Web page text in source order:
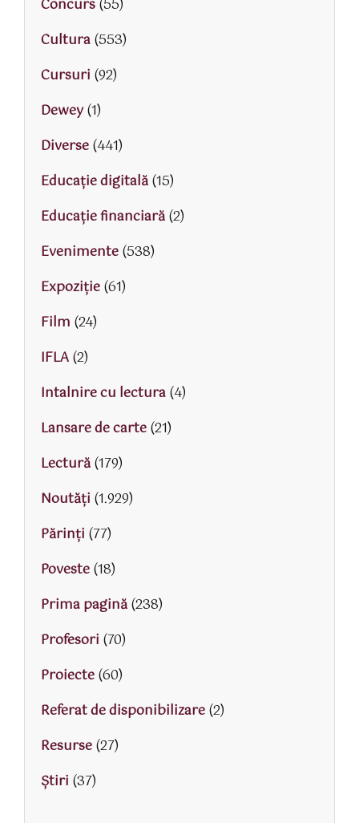
Concurs(55)
Cultura(553)
Cursuri (92)
Dewey(1)
Diverse(441)
Educaţie digitală(15)
Educaţie financiară(2)
Evenimente(538)
Expoziție(61)
Film (24)
IFLA(2)
Intalnire cu lectura(4)
Lansare de carte(21)
Lectură(179)
Noutăți (1.929)
Părinţi (77)
Poveste(18)
Prima pagină(238)
Profesori (70)
Proiecte(60)
Referat de disponibilizare(2)
Resurse(27)
Știri (37)